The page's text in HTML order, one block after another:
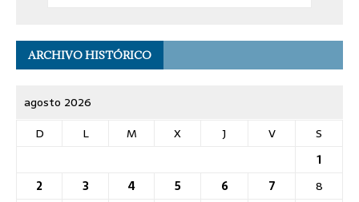
ARCHIVO HISTÓRICO
agosto 2026
D
L M X J V
S
1
2
3 4 5 6 7
8